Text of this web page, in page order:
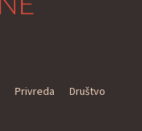
Privreda
Društvo